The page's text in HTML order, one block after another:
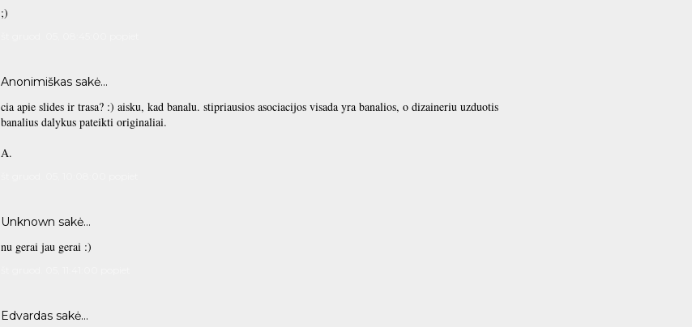
;)
Anonimiškas sakė…
cia apie slides ir trasa? :) aisku, kad banalu. stipriausios asociacijos visada yra banalios, o dizaineriu uzduotis
banalius dalykus pateikti originaliai.
A.
Unknown sakė…
nu gerai jau gerai :)
Edvardas sakė…